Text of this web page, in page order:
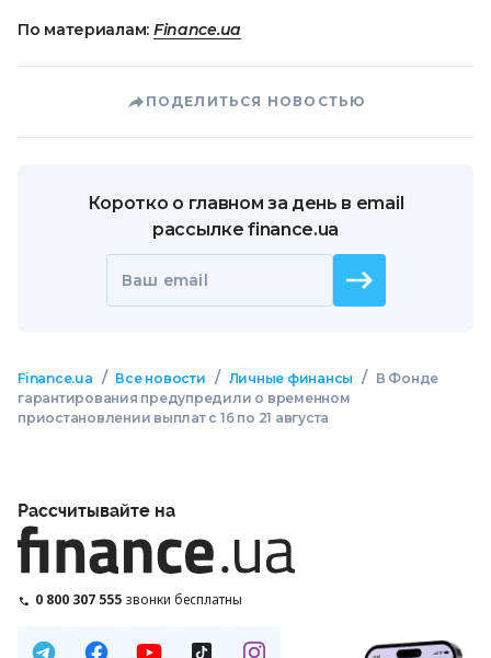
По материалам: Finance.ua
ПОДЕЛИТЬСЯ НОВОСТЬЮ
Коротко о главном за день в email
рассылке finance.ua
Ваш email
Finance.ua / Все новости / Личные финансы /
В Фонде
гарантирования предупредили о временном
приостановлении выплат с 16 по 21 августа
Рассчитывайте на
0 800 307 555 звонки бесплатны